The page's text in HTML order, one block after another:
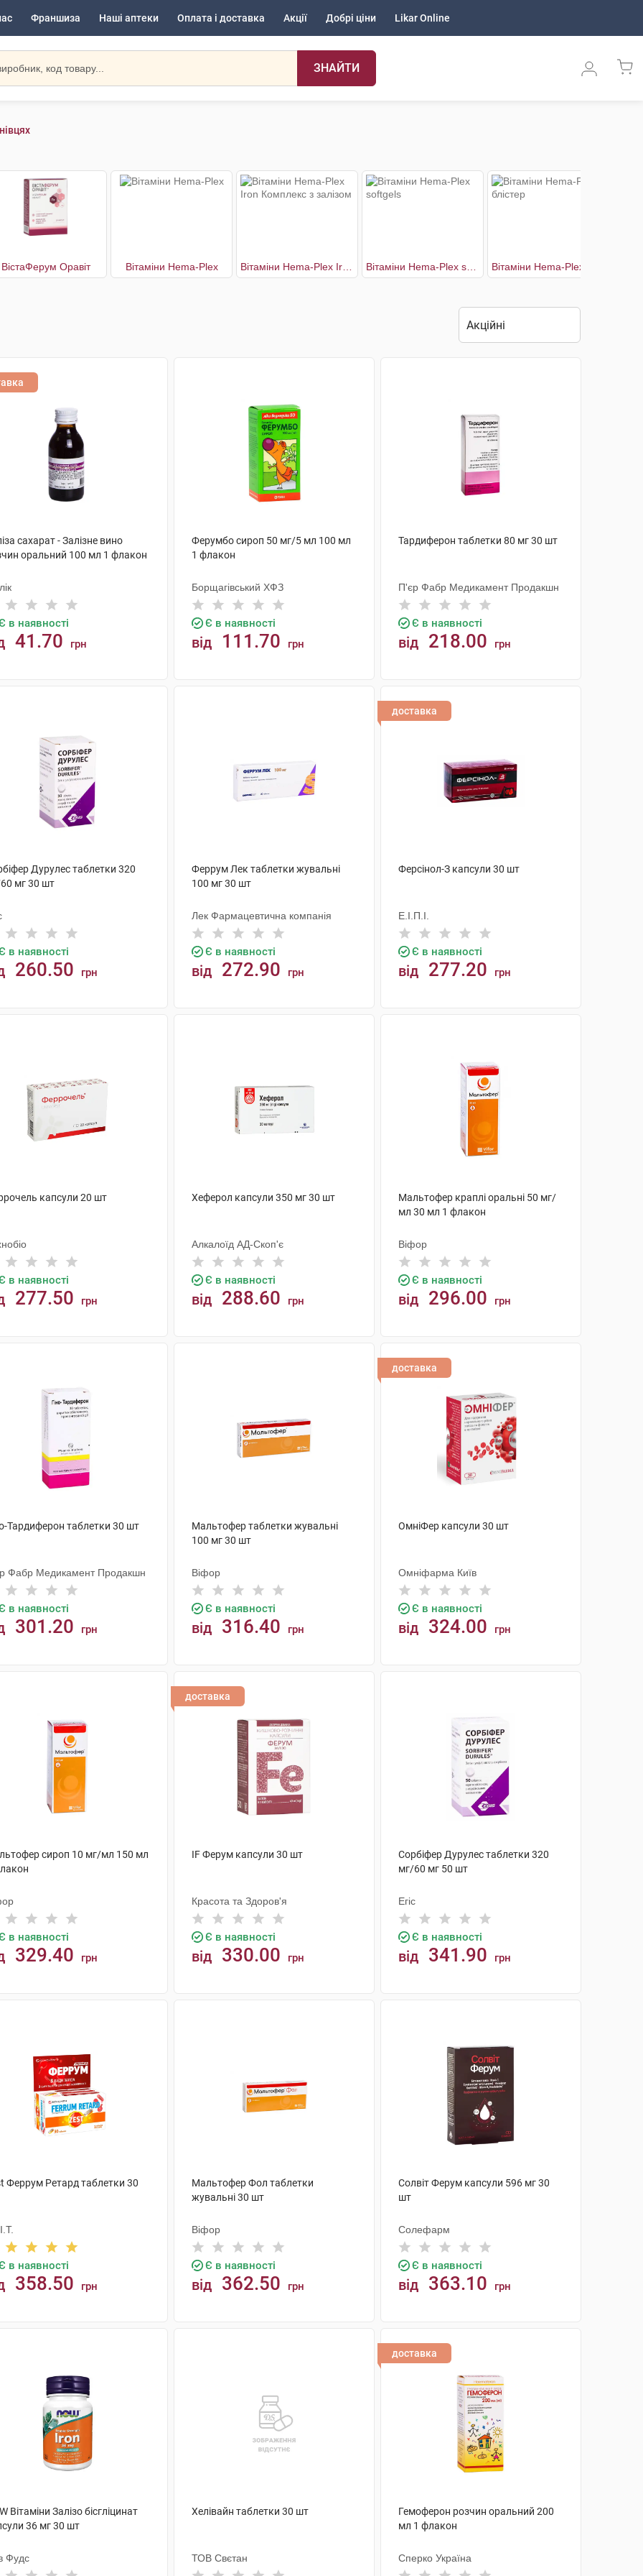
Франшиза Наші аптеки Оплата і доставка Акції Добрі ціни Likar Online
ЗНАЙТИ
ВістаФерум Оравіт Вітаміни Hema-Plex
сахарат - Залізне вино
оральний 100 мл 1 флакон
в наявності
41.70 грн
Ферумбо сироп 50 мг/5 мл 100 мл
1 флакон
Борщагівський ХФЗ
Є в наявності
від 111.70 грн
Тардиферон таблетки 80 мг 30 шт
П'єр Фабр Медикамент Продакшн
Є в наявності
від 218.00 грн
Дурулес таблетки 320
мг 30 шт
в наявності
260.50 грн
Феррум Лек таблетки жувальні
100 мг 30 шт
Лек Фармацевтична компанія
Є в наявності
від 272.90 грн
доставка
Ферсінол-З капсули 30 шт
Е.І.П.І.
Є в наявності
від 277.20 грн
капсули 20 шт
в наявності
277.50 грн
Хеферол капсули 350 мг 30 шт
Алкалоїд АД-Скоп'є
Є в наявності
від 288.60 грн
Мальтофер краплі оральні 50 мг/
мл 30 мл 1 флакон
Віфор
Є в наявності
від 296.00 грн
Тардиферон таблетки 30 шт
Фабр Медикамент Продакшн
в наявності
301.20 грн
Мальтофер таблетки жувальні
100 мг 30 шт
Віфор
Є в наявності
від 316.40 грн
доставка
ОмніФер капсули 30 шт
Омніфарма Київ
Є в наявності
від 324.00 грн
сироп 10 мг/мл 150 мл
в наявності
329.40 грн
доставка
IF Ферум капсули 30 шт
Красота та Здоров'я
Є в наявності
від 330.00 грн
Сорбіфер Дурулес таблетки 320
мг/60 мг 50 шт
Егіс
Є в наявності
від 341.90 грн
Феррум Ретард таблетки 30
в наявності
358.50 грн
Мальтофер Фол таблетки
жувальні 30 шт
Віфор
Є в наявності
від 362.50 грн
Солвіт Ферум капсули 596 мг 30
шт
Солефарм
Є в наявності
від 363.10 грн
Вітаміни Залізо бісгліцинат
36 мг 30 шт
Фудс
Хелівайн таблетки 30 шт
ТОВ Свєтан
доставка
Гемоферон розчин оральний 200
мл 1 флакон
Сперко Україна